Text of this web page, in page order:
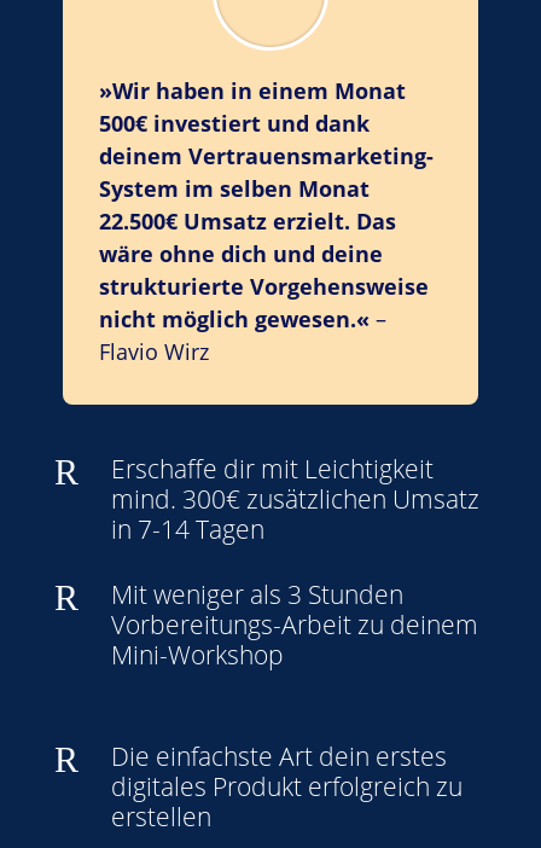
»Wir haben in einem Monat
500€ investiert und dank
deinem Vertrauensmarketing-
System im selben Monat
22.500€ Umsatz erzielt. Das
wäre ohne dich und deine
strukturierte Vorgehensweise
nicht möglich gewesen.« –
Flavio Wirz
R
Erschaffe dir mit Leichtigkeit
mind. 300€ zusätzlichen Umsatz
in 7-14 Tagen
R
Mit weniger als 3 Stunden
Vorbereitungs-Arbeit zu deinem
Mini-Workshop
R
Die einfachste Art dein erstes
digitales Produkt erfolgreich zu
erstellen